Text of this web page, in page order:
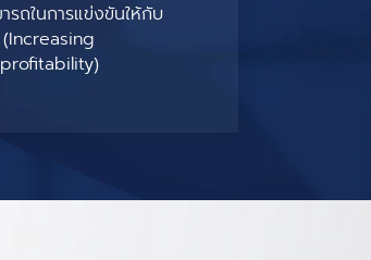
รถในการแข่งขันให้กับ